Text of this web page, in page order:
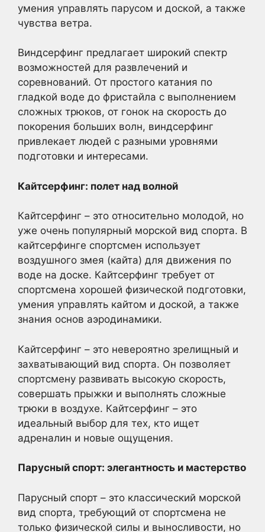
умения управлять парусом и доской, а также
чувства ветра.
Виндсерфинг предлагает широкий спектр
возможностей для развлечений и
соревнований. От простого катания по
гладкой воде до фристайла с выполнением
сложных трюков, от гонок на скорость до
покорения больших волн, виндсерфинг
привлекает людей с разными уровнями
подготовки и интересами.
Кайтсерфинг: полет над волной
Кайтсерфинг – это относительно молодой, но
уже очень популярный морской вид спорта. В
кайтсерфинге спортсмен использует
воздушного змея (кайта) для движения по
воде на доске. Кайтсерфинг требует от
спортсмена хорошей физической подготовки,
умения управлять кайтом и доской, а также
знания основ аэродинамики.
Кайтсерфинг – это невероятно зрелищный и
захватывающий вид спорта. Он позволяет
спортсмену развивать высокую скорость,
совершать прыжки и выполнять сложные
трюки в воздухе. Кайтсерфинг – это
идеальный выбор для тех, кто ищет
адреналин и новые ощущения.
Парусный спорт: элегантность и мастерство
Парусный спорт – это классический морской
вид спорта, требующий от спортсмена не
только физической силы и выносливости, но